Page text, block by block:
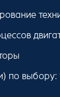
по выбору: